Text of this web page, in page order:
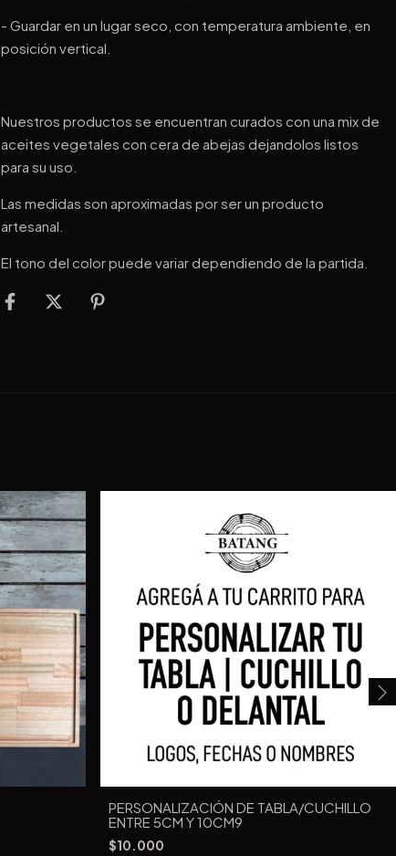
- Guardar en un lugar seco, con temperatura ambiente, en
posición vertical.
Nuestros productos se encuentran curados con una mix de
aceites vegetales con cera de abejas dejandolos listos
para su uso.
Las medidas son aproximadas por ser un producto
artesanal.
El tono del color puede variar dependiendo de la partida.
PERSONALIZACIÓN DE TABLA/CUCHILLO
ENTRE 5CM Y 10CM9
$10.000